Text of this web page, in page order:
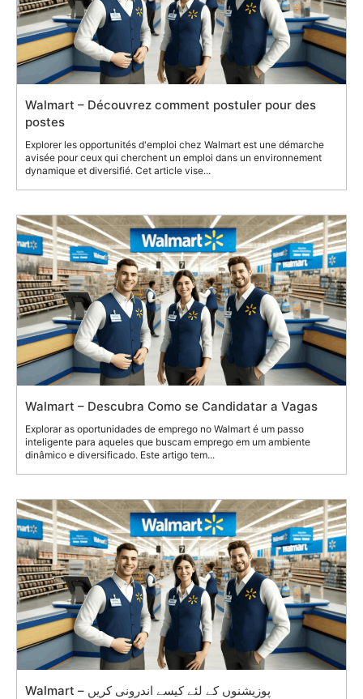
Walmart – Découvrez comment postuler pour des
postes
Explorer les opportunités d'emploi chez Walmart est une démarche
avisée pour ceux qui cherchent un emploi dans un environnement
dynamique et diversifié. Cet article vise...
Walmart – Descubra Como se Candidatar a Vagas
Explorar as oportunidades de emprego no Walmart é um passo
inteligente para aqueles que buscam emprego em um ambiente
dinâmico e diversificado. Este artigo tem...
Walmart – پوزیشنوں کے لئے کیسے اندرونی کریں